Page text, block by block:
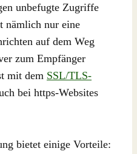
unbefugte Zugriffe
nämlich nur eine
auf dem Weg
zum Empfänger
mit dem SSL/TLS-
bei https-Websites
bietet einige Vorteile: